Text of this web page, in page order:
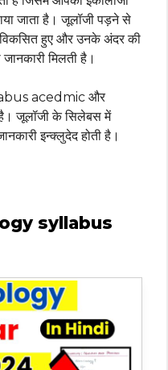
जाता है। जूलॉजी पड़ने से
हुए और उनके अंदर की
मिलती है।
acedmic और
जूलॉजी के सिलेबस में
इन्क्लुदेद होती है।
syllabus